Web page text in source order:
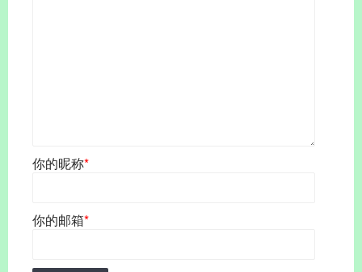
你的昵称*
你的邮箱*